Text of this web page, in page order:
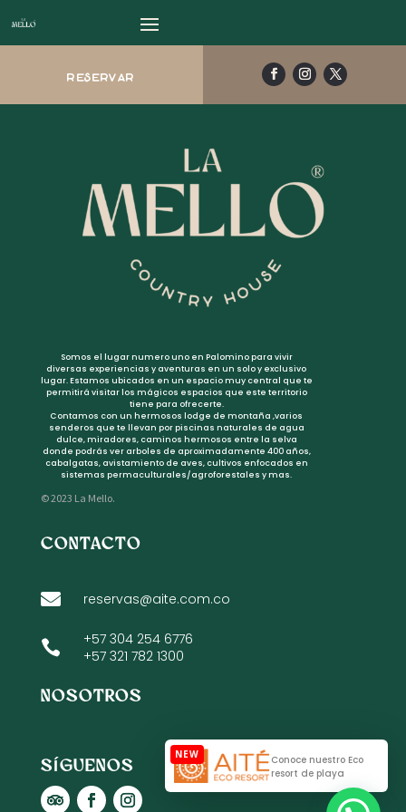
reservar
Conoce nuestro Eco
resort de playa
Somos el lugar numero uno en Palomino para vivir
diversas experiencias y aventuras en un solo y exclusivo
lugar. Estamos ubicados en un espacio muy central que te
permitirá visitar los mágicos espacios que este territorio
tiene para ofrecerte.
Contamos con un hermosos lodge de montaña ,varios
senderos que te llevan por piscinas naturales de agua
dulce, miradores, caminos hermosos entre la selva
donde podrás ver arboles de aproximadamente 400 años,
cabalgatas, avistamiento de aves, cultivos enfocados en
sistemas permaculturales/agroforestales y mas.
© 2023 La Mello.
CONTACTO
 reservas@aite.com.co
 +57 304 254 6776
+57 321 782 1300
NOSOTROS
SÍGUENOS